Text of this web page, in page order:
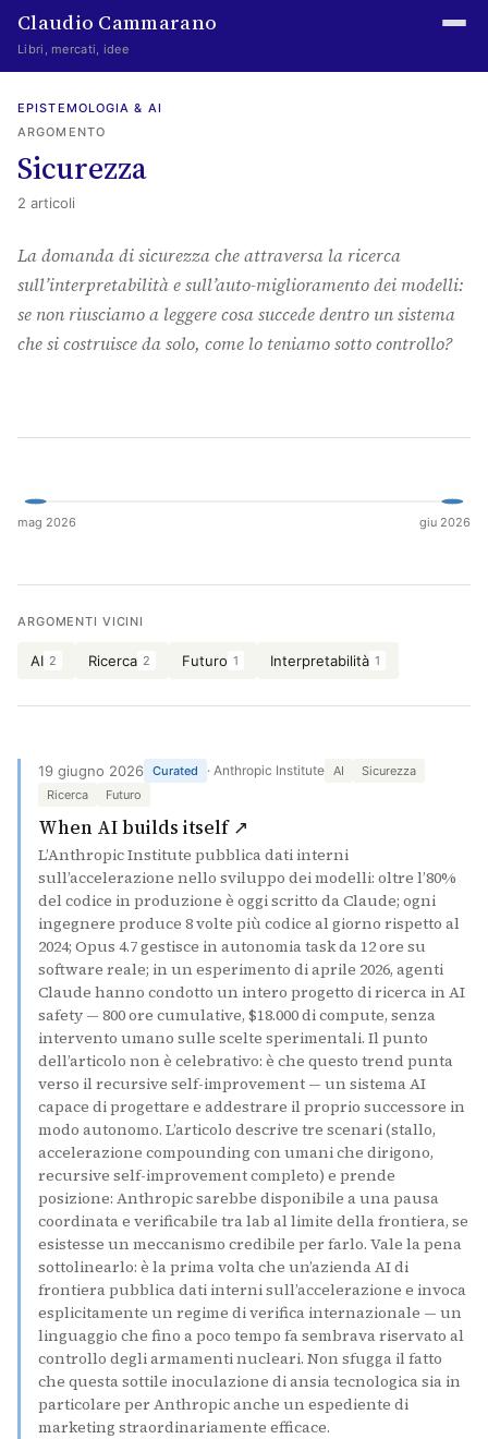
Claudio Cammarano
Libri, mercati, idee
Home
Curated
Learning log
Irene Media
Episteme Advisory
Cerca
EPISTEMOLOGIA & AI
ARGOMENTO
Sicurezza
2 articoli
La domanda di sicurezza che attraversa la ricerca
sull’interpretabilità e sull’auto-miglioramento dei modelli:
se non riusciamo a leggere cosa succede dentro un sistema
che si costruisce da solo, come lo teniamo sotto controllo?
mag 2026 giu 2026
ARGOMENTI VICINI
AI 2 Ricerca 2 Futuro 1 Interpretabilità 1
19 giugno 2026 Curated · Anthropic Institute AI
Sicurezza
Ricerca
Futuro
When AI builds itself ↗
L’Anthropic Institute pubblica dati interni
sull’accelerazione nello sviluppo dei modelli: oltre l’80%
del codice in produzione è oggi scritto da Claude; ogni
ingegnere produce 8 volte più codice al giorno rispetto al
2024; Opus 4.7 gestisce in autonomia task da 12 ore su
software reale; in un esperimento di aprile 2026, agenti
Claude hanno condotto un intero progetto di ricerca in AI
safety — 800 ore cumulative, $18.000 di compute, senza
intervento umano sulle scelte sperimentali. Il punto
dell’articolo non è celebrativo: è che questo trend punta
verso il recursive self-improvement — un sistema AI
capace di progettare e addestrare il proprio successore in
modo autonomo. L’articolo descrive tre scenari (stallo,
accelerazione compounding con umani che dirigono,
recursive self-improvement completo) e prende
posizione: Anthropic sarebbe disponibile a una pausa
coordinata e verificabile tra lab al limite della frontiera, se
esistesse un meccanismo credibile per farlo. Vale la pena
sottolinearlo: è la prima volta che un’azienda AI di
frontiera pubblica dati interni sull’accelerazione e invoca
esplicitamente un regime di verifica internazionale — un
linguaggio che fino a poco tempo fa sembrava riservato al
controllo degli armamenti nucleari. Non sfugga il fatto
che questa sottile inoculazione di ansia tecnologica sia in
particolare per Anthropic anche un espediente di
marketing straordinariamente efficace.